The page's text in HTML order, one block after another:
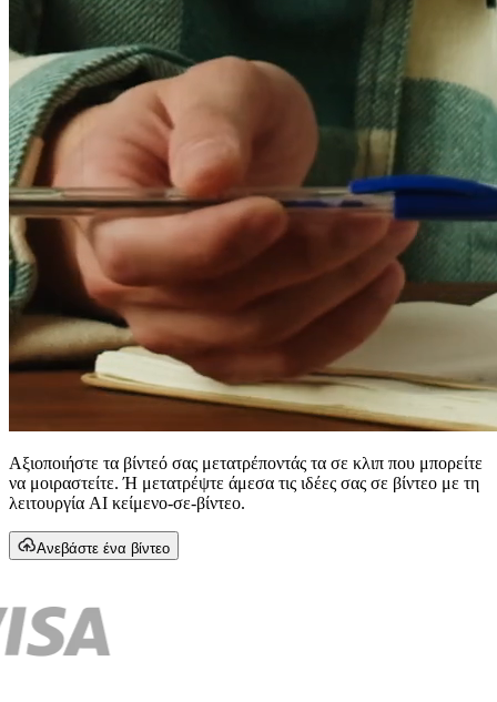
Αξιοποιήστε τα βίντεό σας μετατρέποντάς τα σε κλιπ που μπορείτε
να μοιραστείτε. Ή μετατρέψτε άμεσα τις ιδέες σας σε βίντεο με τη
λειτουργία AI κείμενο-σε-βίντεο.
Ανεβάστε ένα βίντεο